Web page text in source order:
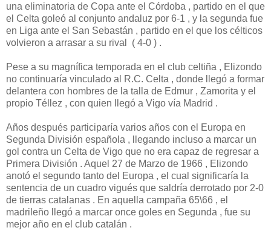
una eliminatoria de Copa ante el Córdoba , partido en el que
el Celta goleó al conjunto andaluz por 6-1 , y la segunda fue
en Liga ante el San Sebastán , partido en el que los célticos
volvieron a arrasar a su rival ( 4-0 ) .
Pese a su magnífica temporada en el club celtiña , Elizondo
no continuaría vinculado al R.C. Celta , donde llegó a formar
delantera con hombres de la talla de Edmur , Zamorita y el
propio Téllez , con quien llegó a Vigo vía Madrid .
Años después participaría varios años con el Europa en
Segunda División española , llegando incluso a marcar un
gol contra un Celta de Vigo que no era capaz de regresar a
Primera División . Aquel 27 de Marzo de 1966 , Elizondo
anotó el segundo tanto del Europa , el cual significaría la
sentencia de un cuadro vigués que saldría derrotado por 2-0
de tierras catalanas . En aquella campaña 65\66 , el
madrileño llegó a marcar once goles en Segunda , fue su
mejor año en el club catalán .